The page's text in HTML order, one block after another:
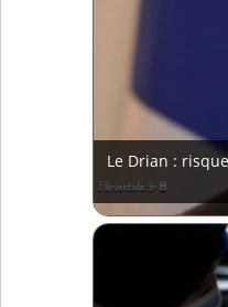
Le Drian :